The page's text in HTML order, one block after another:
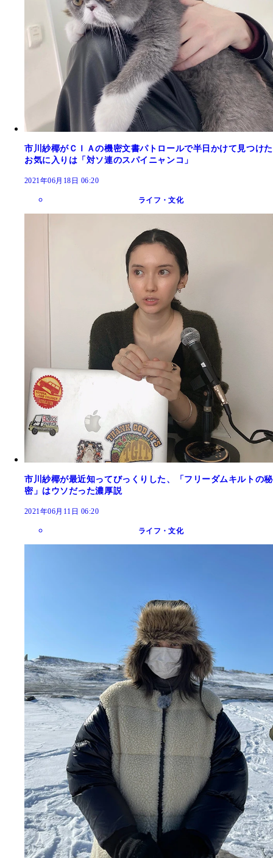
市川紗椰がＣＩＡの機密文書パトロールで半日かけて見つけた
お気に入りは「対ソ連のスパイニャンコ」
2021年06月18日 06:20
ライフ・文化
市川紗椰が最近知ってびっくりした、「フリーダムキルトの秘
密」はウソだった濃厚説
2021年06月11日 06:20
ライフ・文化